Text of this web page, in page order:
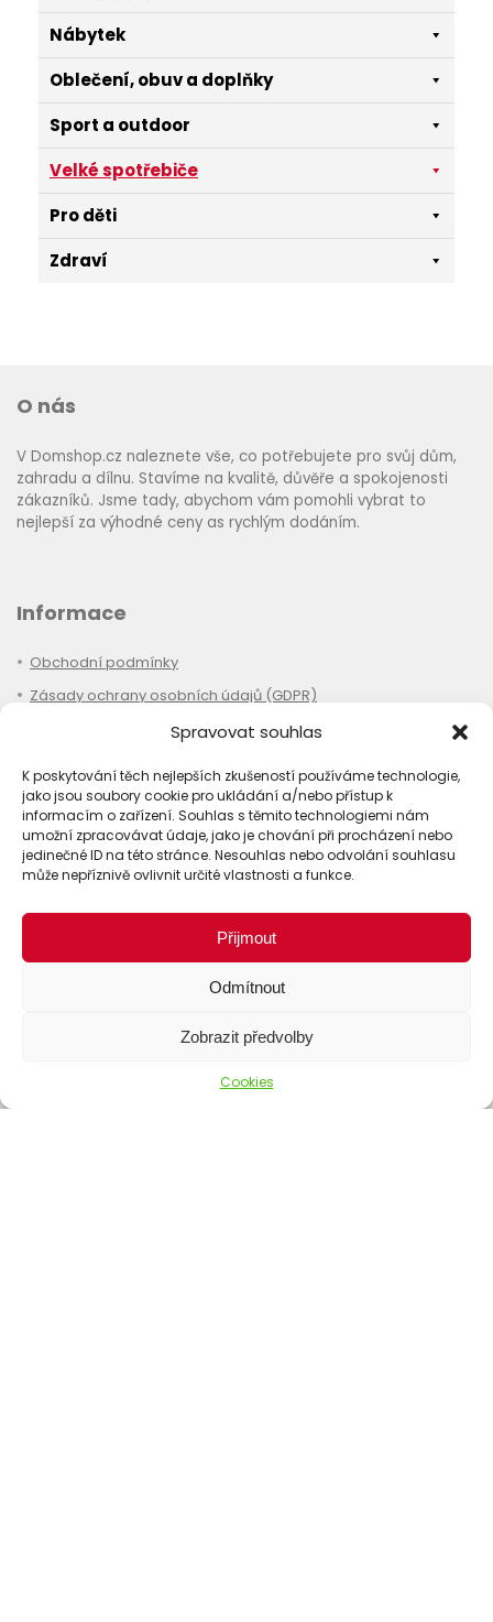
Spravovat souhlas
K poskytování těch nejlepších zkušeností používáme technologie,
jako jsou soubory cookie pro ukládání a/nebo přístup k
informacím o zařízení. Souhlas s těmito technologiemi nám
umožní zpracovávat údaje, jako je chování při procházení nebo
jedinečné ID na této stránce. Nesouhlas nebo odvolání souhlasu
může nepříznivě ovlivnit určité vlastnosti a funkce.
Přijmout
Odmítnout
Zobrazit předvolby
Cookies
Nábytek
Oblečení, obuv a doplňky
Sport a outdoor
Velké spotřebiče
Pro děti
Zdraví
O nás
V Domshop.cz naleznete vše, co potřebujete pro svůj dům,
zahradu a dílnu. Stavíme na kvalitě, důvěře a spokojenosti
zákazníků. Jsme tady, abychom vám pomohli vybrat to
nejlepší za výhodné ceny as rychlým dodáním.
Informace
Obchodní podmínky
Zásady ochrany osobních údajů (GDPR)
Odstoupení od smlouvy
Cookies
Kontakt
Nákup